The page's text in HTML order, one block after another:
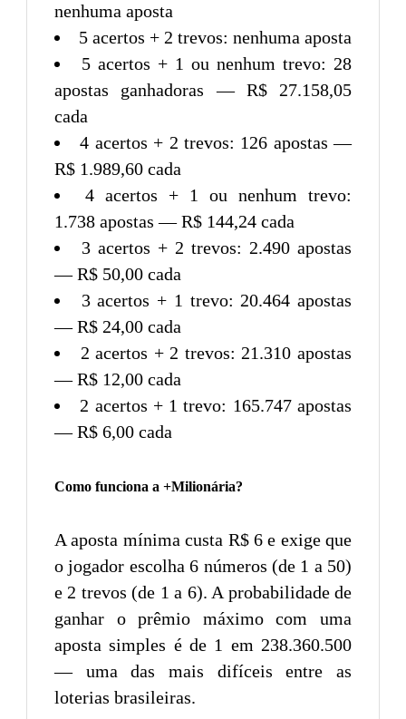
nenhuma aposta
5 acertos + 2 trevos: nenhuma aposta
5 acertos + 1 ou nenhum trevo: 28
apostas ganhadoras — R$ 27.158,05
cada
4 acertos + 2 trevos: 126 apostas —
R$ 1.989,60 cada
4 acertos + 1 ou nenhum trevo:
1.738 apostas — R$ 144,24 cada
3 acertos + 2 trevos: 2.490 apostas
— R$ 50,00 cada
3 acertos + 1 trevo: 20.464 apostas
— R$ 24,00 cada
2 acertos + 2 trevos: 21.310 apostas
— R$ 12,00 cada
2 acertos + 1 trevo: 165.747 apostas
— R$ 6,00 cada
Como funciona a +Milionária?
A aposta mínima custa R$ 6 e exige que
o jogador escolha 6 números (de 1 a 50)
e 2 trevos (de 1 a 6). A probabilidade de
ganhar o prêmio máximo com uma
aposta simples é de 1 em 238.360.500
— uma das mais difíceis entre as
loterias brasileiras.